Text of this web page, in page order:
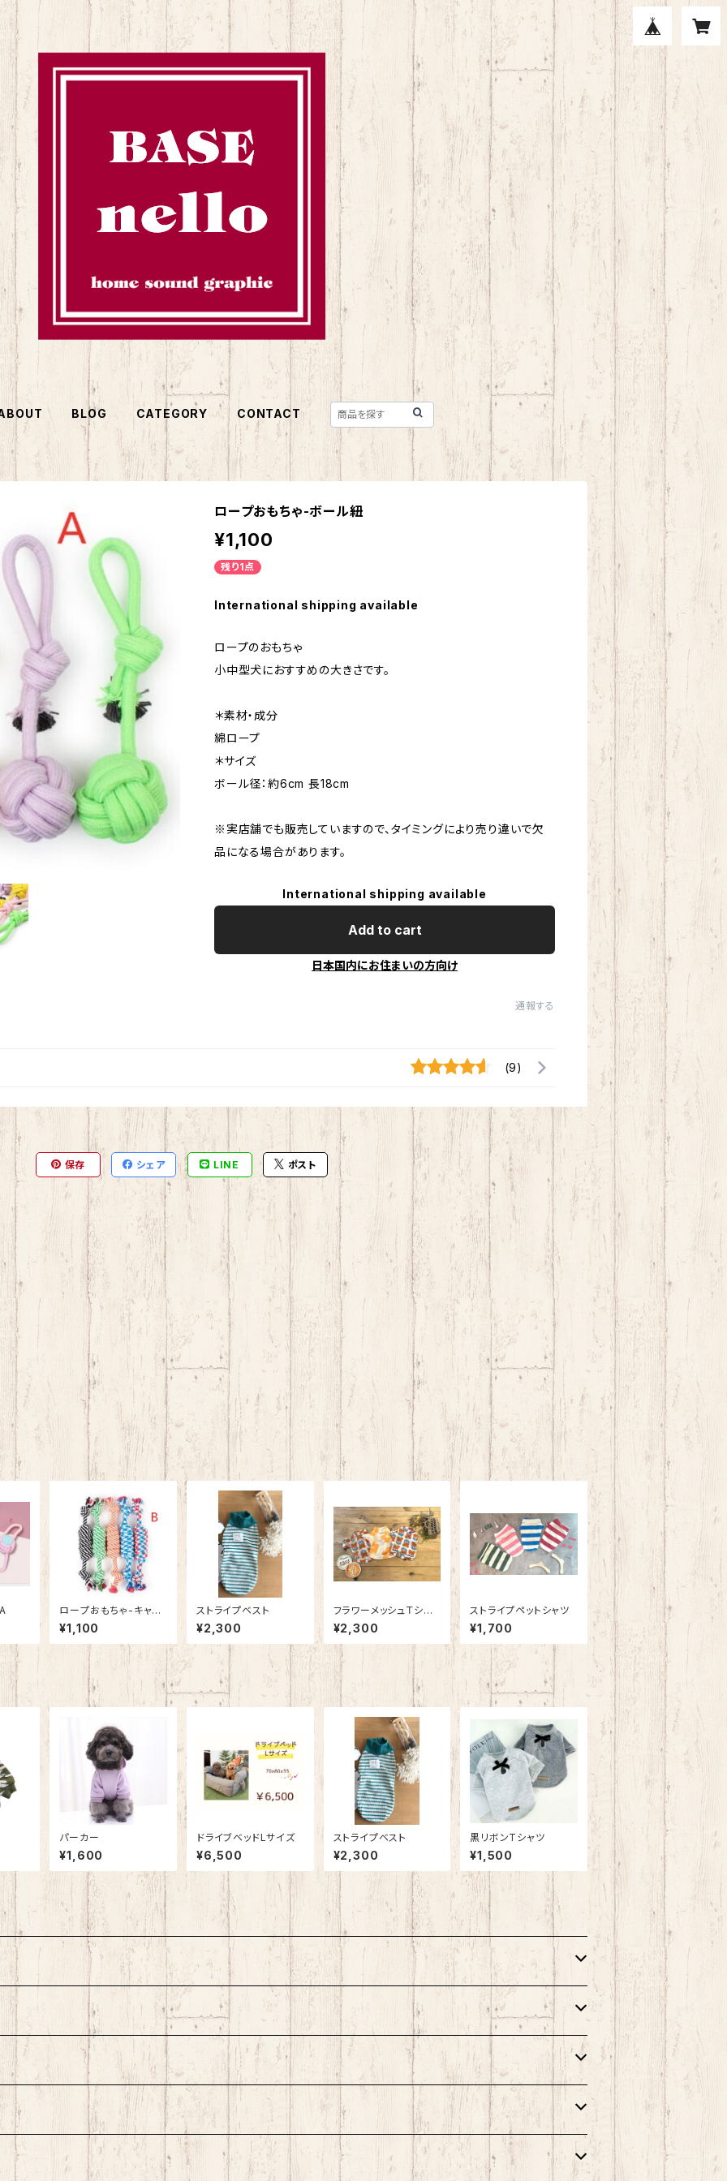
BLOG CATEGORY CONTACT
ロープおもちゃ-ボール紐
¥1,100
残り1点
International shipping available
ロープのおもちゃ
小中型犬におすすめの大きさです。
＊素材・成分
綿ロープ
＊サイズ
ボール径：約6cm 長18cm
※実店舗でも販売していますので、タイミングにより売り違いで欠
品になる場合があります。
International shipping available
Add to cart
日本国内にお住まいの方向け
通報する
(9)
保存 シェア LINE ポスト
ロープおもちゃ-キャン
ディ
¥1,100
ストライプベスト
¥2,300
フラワーメッシュＴシャ
ツ
¥2,300
ストライプペットシャツ
¥1,700
パーカー
¥1,600
ドライブベッドLサイズ
¥6,500
ストライプベスト
¥2,300
黒リボンTシャツ
¥1,500